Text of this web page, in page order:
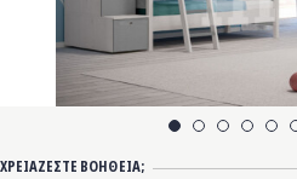
ΧΡΕΙΑΖΕΣΤΕ ΒΟΗΘΕΙΑ;